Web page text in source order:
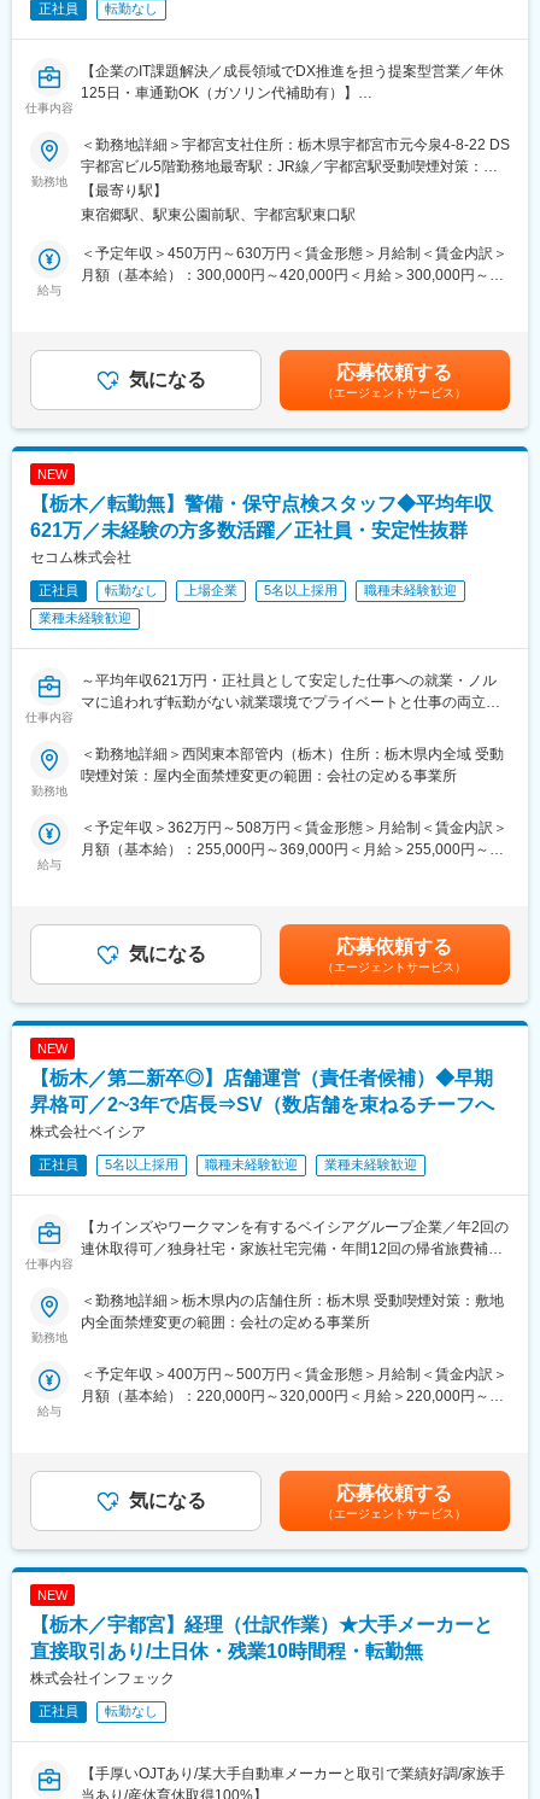
◆案件配属後：2年～3年程度アサイン案件に携わります。半年に
件のヒアリングを行い、次回案件アサイン時に適切なプロジェク
トに配属できるような体制を整えています。そのため、多種多様
◆充実した教育制度／入社後のフォロー体制充実：
◇人事育成制度…等級制度の定義と連動したカリキュラム体型の
導入。
ことでストレスレベルを把握するとともに必要に応じて関連部署
と連携し環境を改善。
正社員 転勤なし
仕事内容
【企業のIT課題解決／成長領域でDX推進を担う提案型営業／年休
125日・車通勤OK（ガソリン代補助有）】
同社の営業担当として、栃木県内の法人顧客に対し、ITソリュー
ションの提案から必要に応じたIT人材の確保・提案まで一気通貫
でご対応いただきます。クライアントの多様なIT課題やニーズに
対し、クラウドサービスやSaaS、システム開発、ネットワーク・
セキュリティ製品の導入支援などを行い、企業のDX推進や業務効
率化、事業成長をサポートする役割です。
なソリューション提案
・提案資料の作成やデモンストレーション実施
・契約締結、導入支援、アフターフォロー
■扱うサービス
SaaS／クラウド／システム開発／ネットワーク・セキュリティ製
品等
■組織構成
営業部門では長年IT業界で法人営業をしてきた製品知識豊富な先
■業務の魅力
成長領域での提案経験が積めます。パターン化された製品ではな
く多様なアプリから最適解をカスタマイズでき、提案力や調整力
が身につきます。
■教育体制
情報セキュリティ・品質管理・マネジメントなどの研修や、eラー
■就業環境
完全週休2日制・年間休日125日・有給取得率81.3％、ワークライ
フバランスを重視。車通勤可、転勤なし。福利厚生も充実してい
ます。
IT業界での営業力を磨き、将来的にはマネジメントやコンサルタ
ント、専門領域でのキャリア形成も可能です。
■企業の特徴/魅力
創業60年の安定基盤と「社員ファースト」な社風で、長期的に安
心して働ける職場です。
勤務地
＜勤務地詳細＞宇都宮支社住所：栃木県宇都宮市元今泉4-8-22 DS
宇都宮ビル5階勤務地最寄駅：JR線／宇都宮駅受動喫煙対策：屋
内全面禁煙
【最寄り駅】
東宿郷駅、駅東公園前駅、宇都宮駅東口駅
給与
＜予定年収＞450万円～630万円＜賃金形態＞月給制＜賃金内訳＞
月額（基本給）：300,000円～420,000円＜月給＞300,000円～
気になる 応募依頼する
（エージェントサービス）
NEW
【栃木／転勤無】警備・保守点検スタッフ◆平均年収
621万／未経験の方多数活躍／正社員・安定性抜群
セコム株式会社
正社員 転勤なし 上場企業 5名以上採用
職種未経験歓迎
業種未経験歓迎
仕事内容
～平均年収621万円・正社員として安定した仕事への就業・ノル
マに追われず転勤がない就業環境でプライベートと仕事の両立が
■業務概要
ご契約先に設置された防犯センサーが異常を検知した際や、火災
信号、救急信号を受信した際に、コントロールセンターの指示で
被害の拡大防止や未然の防止が目的のため危険を冒すことはござ
いません。
■業務詳細
・駆け付け対処：個人宅やATM、交通事故現場へ駆けつけての一
・保守点検：センサーや電池の交換。
・その他：緊急対処、巡回、警備強化の提案等
■セコムで働く魅力
★評価制度※平均年収621万
資格級や年齢により毎年昇給のチャンスがあります。自身の頑張
★プライベートと両立
年間を通して自由な時期に取得できる柔軟な休暇制度「フレック
イフスタイルに合わせた幅広い働き方と長期就業が可能です。
★キャリアステップ
を歩むことが可能です。
※社員の声：
座学も含めた研修とOJT期間（約３か月）を用意、その後も入社6
か月で基礎研修、1年半で中堅研修、3～5年で管理職研修等手厚
く研修をご用意しています。
・入社後研修詳細
期間：4泊5日
ビジネスマナーといった社会人の基礎から、「警備業法」で定め
られた教育、基本動作や救急法等、それぞれの業務に必要な知識
や技能を学び、セキュリティのプロフェッショナルとしての基本
を身に付けられます。
■働き方
勤務例：
月：日勤、火：日勤、水：日勤、木：休、金：夜勤、土：夜勤明
け休み、日：休
勤務地
＜勤務地詳細＞西関東本部管内（栃木）住所：栃木県内全域 受動
喫煙対策：屋内全面禁煙変更の範囲：会社の定める事業所
給与
＜予定年収＞362万円～508万円＜賃金形態＞月給制＜賃金内訳＞
月額（基本給）：255,000円～369,000円＜月給＞255,000円～
気になる 応募依頼する
（エージェントサービス）
NEW
【栃木／第二新卒◎】店舗運営（責任者候補）◆早期
昇格可／2~3年で店長⇒SV（数店舗を束ねるチーフへ
株式会社ベイシア
正社員 5名以上採用 職種未経験歓迎 業種未経験歓迎
仕事内容
【カインズやワークマンを有するベイシアグループ企業／年2回の
連休取得可／独身社宅・家族社宅完備・年間12回の帰省旅費補助
復帰率100％】
パーマーケットです。創業以来「より良いものをより安く」を追
求し、2026年2月期売上高3,615億円を誇る安定成長企業です。
＼＼この求人の魅力／／
（1）早期キャリアアップ可能
入社後は売場担当からスタートし、部門責任者・副店長・店長へ
とキャリアアップ。2~3年で数店舗を束ねるSVへの登用実績もあ
り。
（2）業界トップクラスの働きやすさ
年間休日117日、平均残業17.4時間/月。さらに6日以上の連続休暇
取得制度（バケーション制度）も整備されています。
（3）「お客様のため」を追求できる売場づくり
現場主導の改善文化が根付いており、自分のアイデアを売場づく
りや販売戦略に活かせます。
ベイシアグループの中核企業として成長を続け、設立以来赤字決
算なし。安心して長く働ける環境があります。
勤務地
＜勤務地詳細＞栃木県内の店舗住所：栃木県 受動喫煙対策：敷地
内全面禁煙変更の範囲：会社の定める事業所
給与
＜予定年収＞400万円～500万円＜賃金形態＞月給制＜賃金内訳＞
月額（基本給）：220,000円～320,000円＜月給＞220,000円～
ります。最終的には面接を経てスキル・経験により判断します。
賃金はあくまでも目安の金額であり、選考を通じて上下する可能
性があります。月給(月額)は固定手当を含めた表記です。
気になる 応募依頼する
（エージェントサービス）
NEW
【栃木／宇都宮】経理（仕訳作業）★大手メーカーと
直接取引あり/土日休・残業10時間程・転勤無
株式会社インフェック
正社員 転勤なし
【手厚いOJTあり/某大手自動車メーカーと取引で業績好調/家族手
当あり/産休育休取得100%】